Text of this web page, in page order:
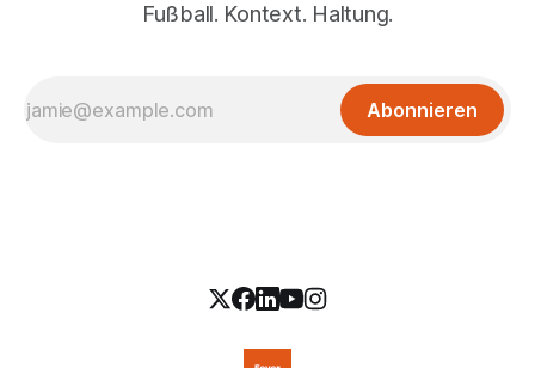
Fußball. Kontext. Haltung.
Abonnieren